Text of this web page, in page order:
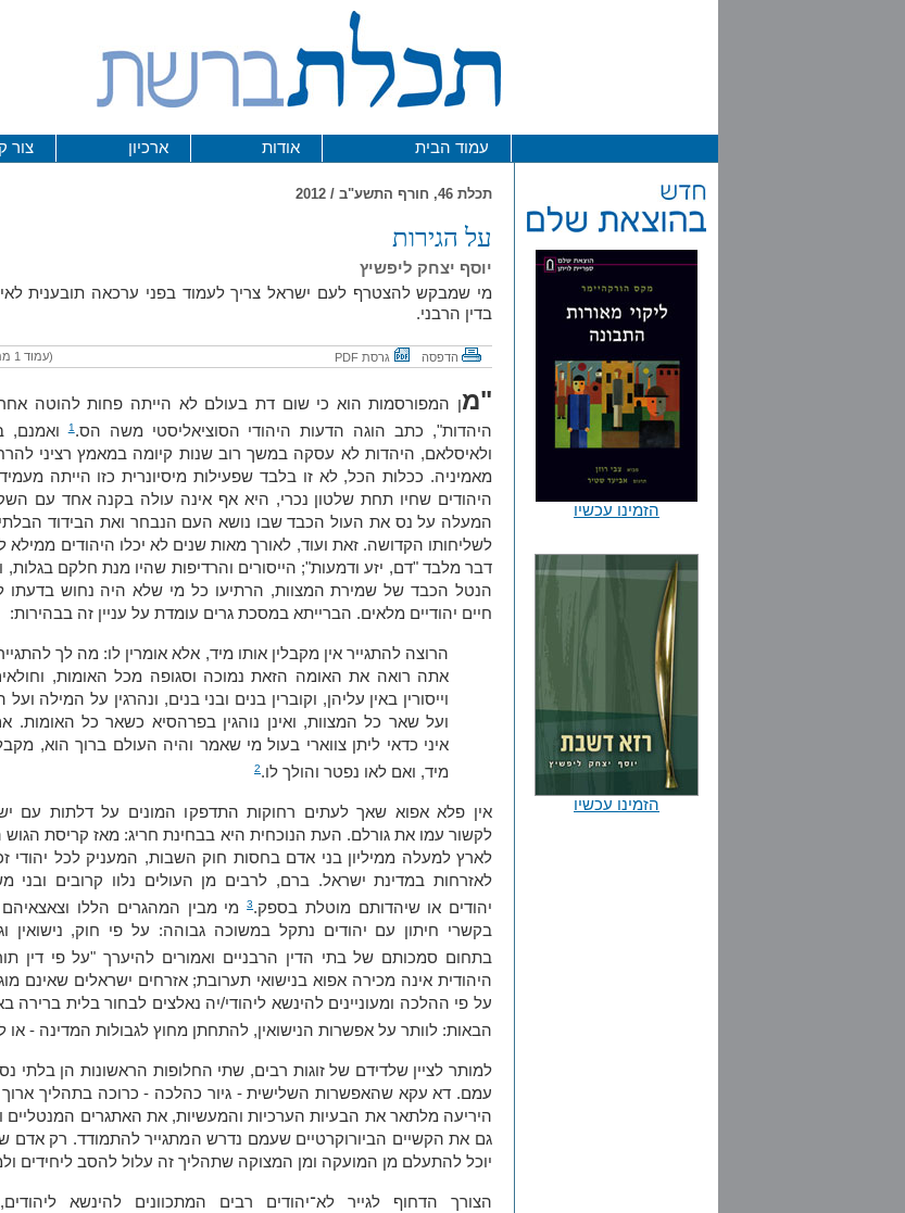
עמוד הבית אודות ארכיון צור
הזמינו עכשיו
הזמינו עכשיו
תכלת 46, חורף התשע"ב / 2012
על הגירות
יוסף יצחק ליפשיץ
מי שמבקש להצטרף לעם ישראל צריך לעמוד בפני ערכאה תובענית
בדין הרבני.
הדפסה גרסת PDF (עמוד 1 מתוך 1 -
"מן המפורסמות הוא כי שום דת בעולם לא הייתה פחות להוטה
היהדות", כתב הוגה הדעות היהודי הסוציאליסטי משה הס.1ואמנם,
ולאיסלאם, היהדות לא עסקה במשך רוב שנות קיומה במאמץ רציני
מאמיניה. ככלות הכל, לא זו בלבד שפעילות מיסיונרית כזו הייתה
היהודים שחיו תחת שלטון נכרי, היא אף אינה עולה בקנה אחד עם
המעלה על נס את העול הכבד שבו נושא העם הנבחר ואת הבידוד הבלתי
לשליחותו הקדושה. זאת ועוד, לאורך מאות שנים לא יכלו היהודים ממילא
דבר מלבד "דם, יזע ודמעות"; הייסורים והרדיפות שהיו מנת חלקם
הנטל הכבד של שמירת המצוות, הרתיעו כל מי שלא היה נחוש בדעתו
חיים יהודיים מלאים. הברייתא במסכת גרים עומדת על עניין זה בבהירות:
הרוצה להתגייר אין מקבלין אותו מיד, אלא אומרין לו: מה לך
אתה רואה את האומה הזאת נמוכה וסגופה מכל האומות,
וייסורין באין עליהן, וקוברין בנים ובני בנים, ונהרגין על המילה
ועל שאר כל המצוות, ואינן נוהגין בפרהסיא כשאר כל האומות.
איני כדאי ליתן צווארי בעול מי שאמר והיה העולם ברוך הוא,
מיד, ואם לאו נפטר והולך לו.2
אין פלא אפוא שאך לעתים רחוקות התדפקו המונים על דלתות עם
לקשור עמו את גורלם. העת הנוכחית היא בבחינת חריג: מאז קריסת הגוש
לארץ למעלה ממיליון בני אדם בחסות חוק השבות, המעניק לכל יהודי
לאזרחות במדינת ישראל. ברם, לרבים מן העולים נלוו קרובים ובני
יהודים או שיהדותם מוטלת בספק.3מי מבין המהגרים הללו
בקשרי חיתון עם יהודים נתקל במשוכה גבוהה: על פי חוק, נישואין
בתחום סמכותם של בתי הדין הרבניים ואמורים להיערך "על פי דין
היהודית אינה מכירה אפוא בנישואי תערובת; אזרחים ישראלים שאינם
על פי ההלכה ומעוניינים להינשא ליהודי/יה נאלצים לבחור בלית ברירה
הבאות: לוותר על אפשרות הנישואין, להתחתן מחוץ לגבולות המדינה - או
למותר לציין שלדידם של זוגות רבים, שתי החלופות הראשונות הן בלתי
עמם. דא עקא שהאפשרות השלישית - גיור כהלכה - כרוכה בתהליך
היריעה מלתאר את הבעיות הערכיות והמעשיות, את האתגרים
גם את הקשיים הביורוקרטיים שעמם נדרש המתגייר להתמודד. רק אדם
יוכל להתעלם מן המועקה ומן המצוקה שתהליך זה עלול להסב ליחידים
הצורך הדחוף לגייר לא־יהודים רבים המתכוונים להינשא